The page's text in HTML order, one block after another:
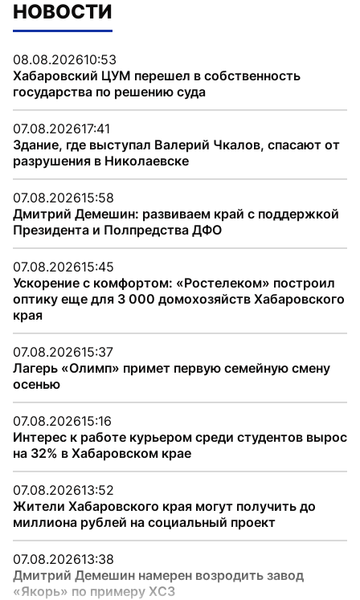
НОВОСТИ
08.08.202610:53
Хабаровский ЦУМ перешел в собственность
государства по решению суда
07.08.202617:41
Здание, где выступал Валерий Чкалов, спасают от
разрушения в Николаевске
07.08.202615:58
Дмитрий Демешин: развиваем край с поддержкой
Президента и Полпредства ДФО
07.08.202615:45
Ускорение с комфортом: «Ростелеком» построил
оптику еще для 3 000 домохозяйств Хабаровского
края
07.08.202615:37
Лагерь «Олимп» примет первую семейную смену
осенью
07.08.202615:16
Интерес к работе курьером среди студентов вырос
на 32% в Хабаровском крае
07.08.202613:52
Жители Хабаровского края могут получить до
миллиона рублей на социальный проект
07.08.202613:38
Дмитрий Демешин намерен возродить завод
«Якорь» по примеру ХСЗ